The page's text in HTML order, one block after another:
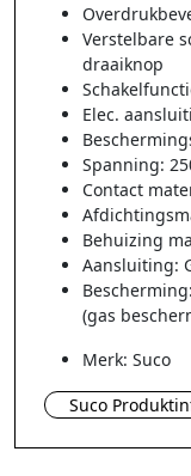
Verstelbare
draaiknop
Elec.
Spanning:
Contact
Behuizing
Aansluiting:
(gas
Merk: Suco
Suco